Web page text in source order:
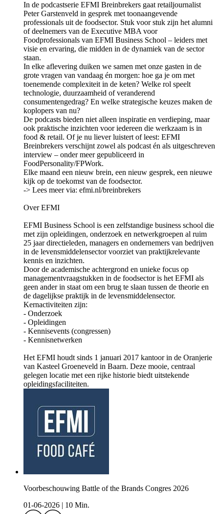
In de podcastserie EFMI Breinbrekers gaat retailjournalist
Peter Garstenveld in gesprek met toonaangevende
professionals uit de foodsector. Stuk voor stuk zijn het alumni
of deelnemers van de ⁠⁠⁠⁠⁠⁠⁠⁠⁠Executive MBA voor
Foodprofessionals⁠⁠⁠⁠⁠⁠ van EFMI Business School – leiders met
visie en ervaring, die midden in de dynamiek van de sector
staan.
In elke aflevering duiken we samen met onze gasten in de
grote vragen van vandaag én morgen: hoe ga je om met
toenemende complexiteit in de keten? Welke rol speelt
technologie, duurzaamheid of veranderend
consumentengedrag? En welke strategische keuzes maken de
koplopers van nu?
De podcasts bieden niet alleen inspiratie en verdieping, maar
ook praktische inzichten voor iedereen die werkzaam is in
food & retail. Of je nu liever luistert of leest: EFMI
Breinbrekers verschijnt zowel als podcast én als uitgeschreven
interview – onder meer gepubliceerd in
FoodPersonality/FPWork.
Elke maand een nieuw brein, een nieuw gesprek, een nieuwe
kijk op de toekomst van de foodsector.
-> Lees meer via: ⁠⁠⁠⁠⁠⁠efmi.nl/breinbrekers⁠⁠⁠⁠⁠⁠
Over EFMI
EFMI Business School is een zelfstandige business school die
met zijn opleidingen, onderzoek en netwerkgroepen al ruim
25 jaar directieleden, managers en ondernemers van bedrijven
in de levensmiddelensector voorziet van praktijkrelevante
kennis en inzichten.
Door de academische achtergrond en unieke focus op
managementvraagstukken in de foodsector is het EFMI als
geen ander in staat om een brug te slaan tussen de theorie en
de dagelijkse praktijk in de levensmiddelensector.
Kernactiviteiten zijn:
- ⁠⁠⁠⁠⁠⁠⁠⁠Onderzoek⁠⁠⁠⁠⁠⁠⁠⁠
- ⁠⁠⁠⁠⁠⁠⁠⁠Opleidingen⁠⁠⁠⁠⁠⁠⁠⁠
- ⁠⁠⁠⁠⁠⁠⁠⁠Kennisevents (congressen)⁠⁠⁠⁠⁠⁠⁠⁠
- ⁠⁠⁠⁠⁠⁠⁠⁠Kennisnetwerken⁠⁠⁠⁠⁠⁠⁠⁠
Het EFMI houdt sinds 1 januari 2017 kantoor in de Oranjerie
van Kasteel Groeneveld in Baarn. Deze mooie, centraal
gelegen locatie met een rijke historie biedt uitstekende
opleidingsfaciliteiten.
Voorbeschouwing Battle of the Brands Congres 2026
01-06-2026
10 Min.